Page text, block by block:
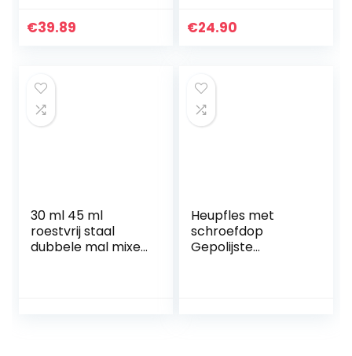
Pot Wijn Sake Hip
€39.89 €24.90
30 ml 45 ml
roestvrij staal
dubbele mal mixer
Heupfles met
schroefdop
Gepolijste